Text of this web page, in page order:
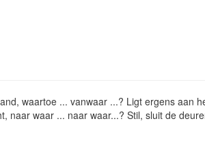
waartoe ... vanwaar ...? Ligt ergens aan
naar waar ... naar waar...? Stil, sluit de